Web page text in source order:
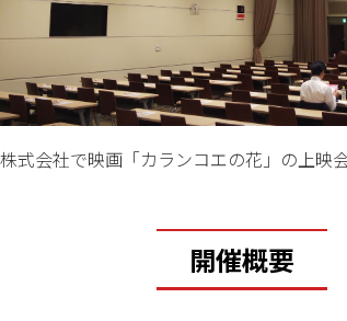
式会社で映画「カランコエの花」の上映
開催概要